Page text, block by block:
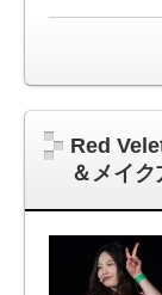
Red
＆メイク